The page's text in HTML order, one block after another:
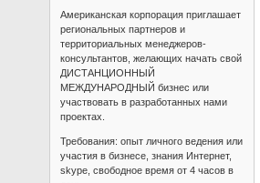
Американская корпорация приглашает
региональных партнеров и
территориальных менеджеров-
консультантов, желающих начать свой
ДИСТАНЦИОННЫЙ
МЕЖДУНАРОДНЫЙ бизнес или
участвовать в разработанных нами
проектах.
Требования: опыт личного ведения или
участия в бизнесе, знания Интернет,
skype, свободное время от 4 часов в